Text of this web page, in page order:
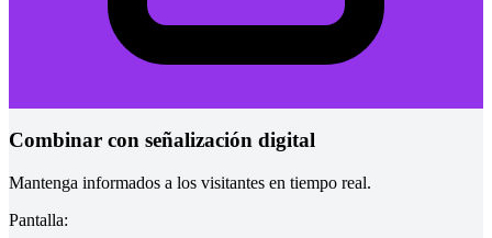
Combinar con señalización digital
Mantenga informados a los visitantes en tiempo real.
Pantalla: